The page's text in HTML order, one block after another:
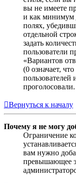
вы не имеете
и как минимум
полях,
отдельной
задать
пользователи
«Вариантов
(0 означает,
пользователей
проголосовали.
Вернуться к началу
Почему я не могу
Ограничение
вам нужно
превышающее